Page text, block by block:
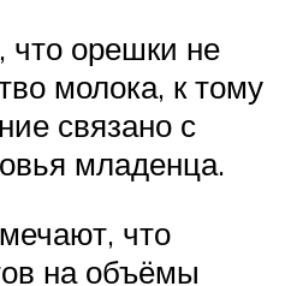
что орешки не
молока, к тому
связано с
младенца.
что
на объёмы